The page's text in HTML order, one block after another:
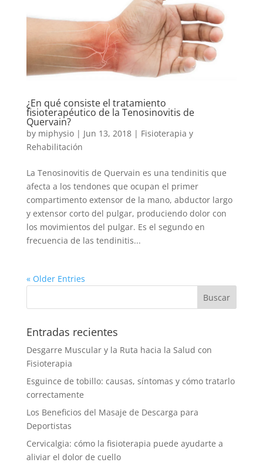
¿En qué consiste el tratamiento
fisioterapéutico de la Tenosinovitis de
Quervain?
by miphysio| Jun 13, 2018| Fisioterapia y
Rehabilitación
La Tenosinovitis de Quervain es una tendinitis que
afecta a los tendones que ocupan el primer
compartimento extensor de la mano, abductor largo
y extensor corto del pulgar, produciendo dolor con
los movimientos del pulgar. Es el segundo en
frecuencia de las tendinitis...
« Older Entries
Entradas recientes
Desgarre Muscular y la Ruta hacia la Salud con
Fisioterapia
Esguince de tobillo: causas, síntomas y cómo tratarlo
correctamente
Los Beneficios del Masaje de Descarga para
Deportistas
Cervicalgia: cómo la fisioterapia puede ayudarte a
aliviar el dolor de cuello